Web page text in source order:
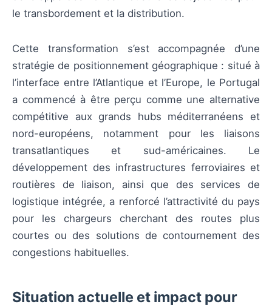
le transbordement et la distribution.
Cette transformation s’est accompagnée d’une
stratégie de positionnement géographique : situé à
l’interface entre l’Atlantique et l’Europe, le Portugal
a commencé à être perçu comme une alternative
compétitive aux grands hubs méditerranéens et
nord-européens, notamment pour les liaisons
transatlantiques et sud-américaines. Le
développement des infrastructures ferroviaires et
routières de liaison, ainsi que des services de
logistique intégrée, a renforcé l’attractivité du pays
pour les chargeurs cherchant des routes plus
courtes ou des solutions de contournement des
congestions habituelles.
Situation actuelle et impact pour